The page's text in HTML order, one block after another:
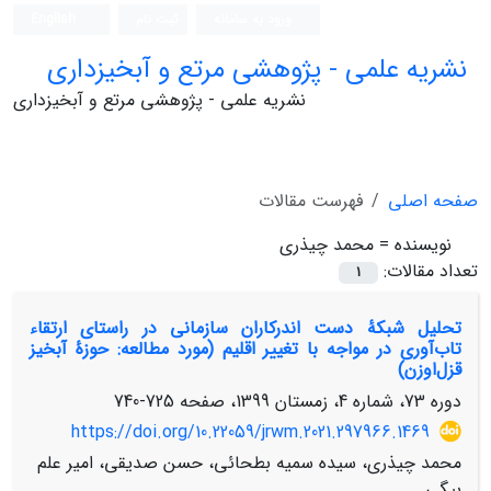
نشریه علمی - پژوهشی مرتع و آبخیزداری
نشریه علمی - پژوهشی مرتع و آبخیزداری
صفحه اصلی
فهرست مقالات
نویسنده = محمد چیذری
تعداد مقالات:
1
تحلیل شبکۀ دست اندرکاران سازمانی در راستای ارتقاء
تاب‌آوری در مواجه با تغییر اقلیم (مورد مطالعه: حوزۀ آبخیز
قزل‌اوزن)
دوره 73، شماره 4، زمستان 1399، صفحه
725-740
https://doi.org/10.22059/jrwm.2021.297966.1469
محمد چیذری، سیده سمیه بطحائی، حسن صدیقی، امیر علم